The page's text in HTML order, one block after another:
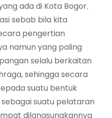
ada di Kota Bogor.
sebab bila kita
pengertian
namun yang paling
selalu berkaitan
sehingga secara
suatu bentuk
suatu pelataran
dilangsungkannya